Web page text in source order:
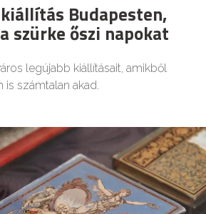
Budapesten,
szürke őszi napokat
legújabb kiállításait, amikből
is számtalan akad.